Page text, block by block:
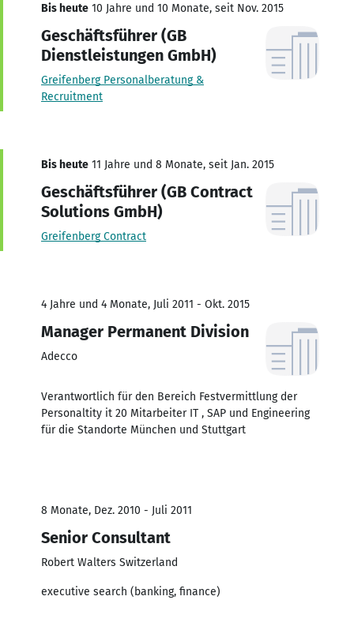
Bis heute 10 Jahre und 10 Monate, seit Nov. 2015
Geschäftsführer (GB
Dienstleistungen GmbH)
Greifenberg Personalberatung &
Recruitment
Bis heute 11 Jahre und 8 Monate, seit Jan. 2015
Geschäftsführer (GB Contract
Solutions GmbH)
Greifenberg Contract
4 Jahre und 4 Monate, Juli 2011 - Okt. 2015
Manager Permanent Division
Adecco
Verantwortlich für den Bereich Festvermittlung der
Personaltity it 20 Mitarbeiter IT , SAP und Engineering
für die Standorte München und Stuttgart
8 Monate, Dez. 2010 - Juli 2011
Senior Consultant
Robert Walters Switzerland
executive search (banking, finance)